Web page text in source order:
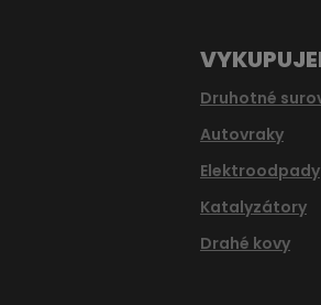
Druhotné
Autovraky
Elektroodpady
Katalyzátory
Drahé kovy